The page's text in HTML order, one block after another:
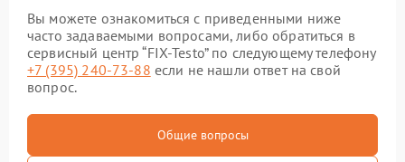
Вы можете ознакомиться с приведенными ниже
часто задаваемыми вопросами, либо обратиться в
сервисный центр “FIX-Testo” по следующему телефону
+7 (395) 240-73-88 если не нашли ответ на свой
вопрос.
Общие вопросы